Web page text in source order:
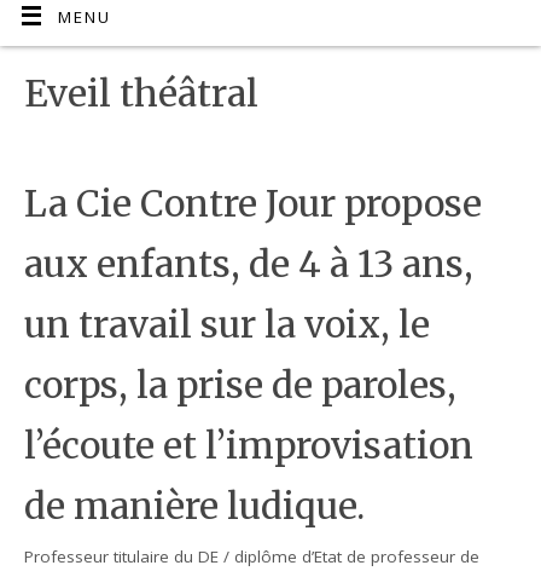
MENU
Eveil théâtral
La Cie Contre Jour propose
aux enfants, de 4 à 13 ans,
un travail sur la voix, le
corps, la prise de paroles,
l’écoute et l’improvisation
de manière ludique.
Professeur titulaire du DE / diplôme d’Etat de professeur de